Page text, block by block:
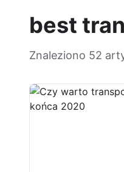
best
Znaleziono 52